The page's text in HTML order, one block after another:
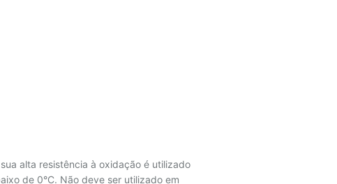
alta resistência à oxidação é utilizado
de 0°C. Não deve ser utilizado em